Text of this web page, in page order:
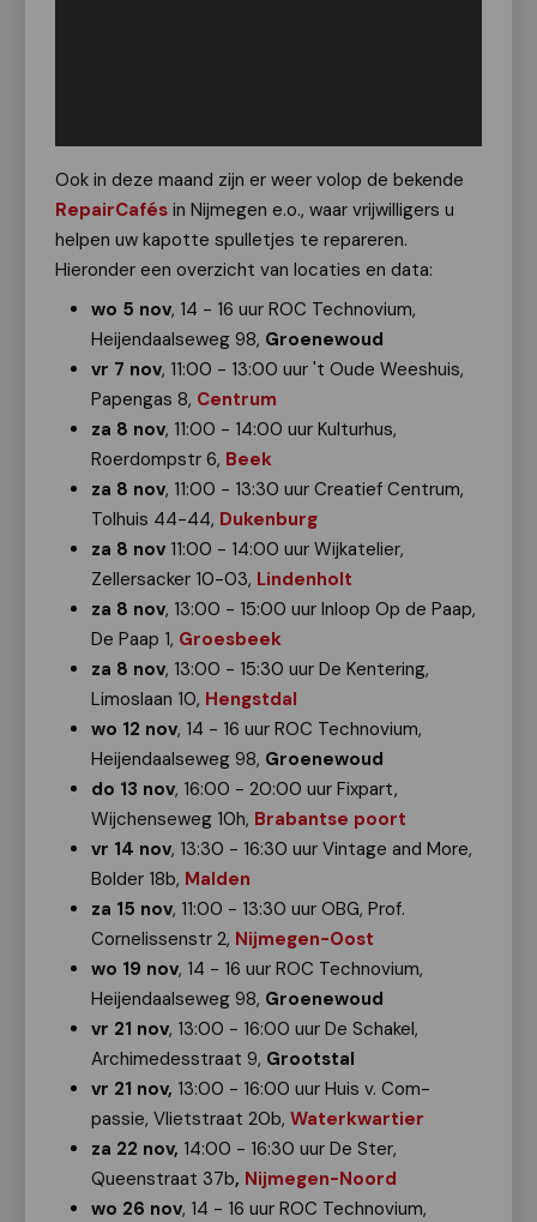
Ook in deze maand zijn er weer volop de bekende
RepairCafés in Nijmegen e.o., waar vrijwilligers u
helpen uw kapotte spulletjes te repareren.
Hieronder een overzicht van locaties en data:
wo 5 nov, 14 - 16 uur ROC Technovium,
Heijendaalseweg 98, Groenewoud
vr 7 nov, 11:00 - 13:00 uur 't Oude Weeshuis,
Papengas 8, Centrum
za 8 nov, 11:00 - 14:00 uur Kulturhus,
Roerdompstr 6, Beek
za 8 nov, 11:00 - 13:30 uur Creatief Centrum,
Tolhuis 44-44, Dukenburg
za 8 nov 11:00 - 14:00 uur Wijkatelier,
Zellersacker 10-03, Lindenholt
za 8 nov, 13:00 - 15:00 uur Inloop Op de Paap,
De Paap 1, Groesbeek
za 8 nov, 13:00 - 15:30 uur De Kentering,
Limoslaan 10, Hengstdal
wo 12 nov, 14 - 16 uur ROC Technovium,
Heijendaalseweg 98, Groenewoud
do 13 nov, 16:00 - 20:00 uur Fixpart,
Wijchenseweg 10h, Brabantse poort
vr 14 nov, 13:30 - 16:30 uur Vintage and More,
Bolder 18b, Malden
za 15 nov, 11:00 - 13:30 uur OBG, Prof.
Cornelissenstr 2, Nijmegen-Oost
wo 19 nov, 14 - 16 uur ROC Technovium,
Heijendaalseweg 98, Groenewoud
vr 21 nov, 13:00 - 16:00 uur De Schakel,
Archimedesstraat 9, Grootstal
vr 21 nov, 13:00 - 16:00 uur Huis v. Com-
passie, Vlietstraat 20b, Waterkwartier
za 22 nov, 14:00 - 16:30 uur De Ster,
Queenstraat 37b, Nijmegen-Noord
wo 26 nov, 14 - 16 uur ROC Technovium,